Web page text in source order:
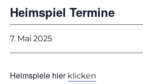
Heimspiel Termine
7. Mai 2025
Heimspiele hier klicken